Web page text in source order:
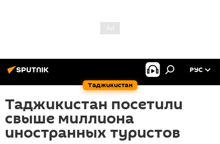
Таджикистан
РУС
Таджикистан посетили
свыше миллиона
иностранных туристов